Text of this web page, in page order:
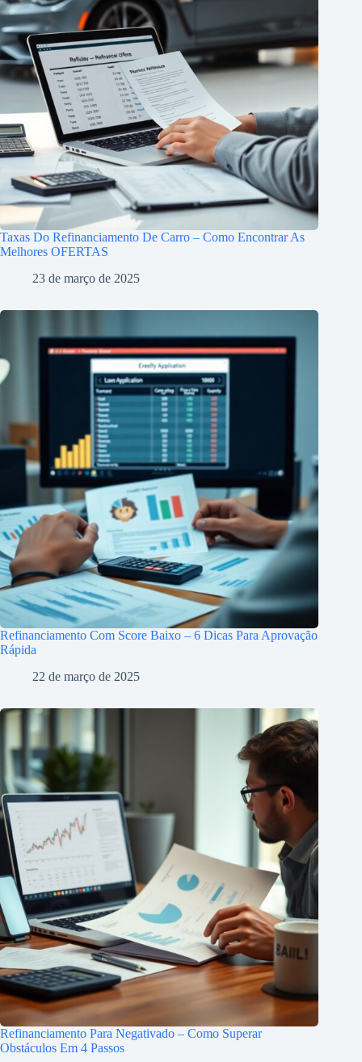
Taxas Do Refinanciamento De Carro – Como Encontrar As
Melhores OFERTAS
23 de março de 2025
Refinanciamento Com Score Baixo – 6 Dicas Para Aprovação
Rápida
22 de março de 2025
Refinanciamento Para Negativado – Como Superar
Obstáculos Em 4 Passos